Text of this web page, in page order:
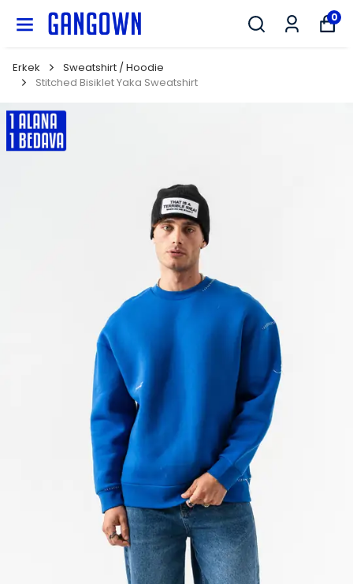
0
Erkek
Sweatshirt / Hoodie
Stitched Bisiklet Yaka Sweatshirt